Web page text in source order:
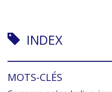
INDEX
MOTS-CLÉS